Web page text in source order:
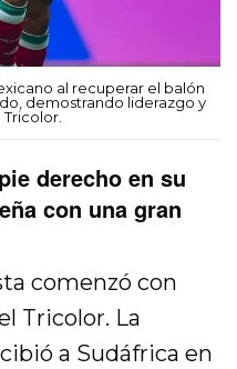
al recuperar el balón
demostrando liderazgo y
derecho en su
con una gran
comenzó con
Tricolor. La
a Sudáfrica en